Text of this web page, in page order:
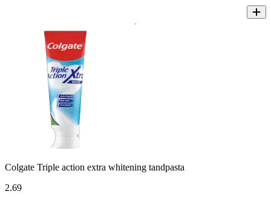
Colgate Triple action extra whitening tandpasta
2.69